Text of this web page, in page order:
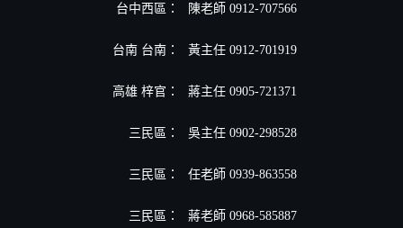
台中西區： 陳老師 0912-707566
台南 台南： 黃主任 0912-701919
高雄 梓官： 蔣主任 0905-721371
三民區： 吳主任 0902-298528
三民區： 任老師 0939-863558
三民區： 蔣老師 0968-585887